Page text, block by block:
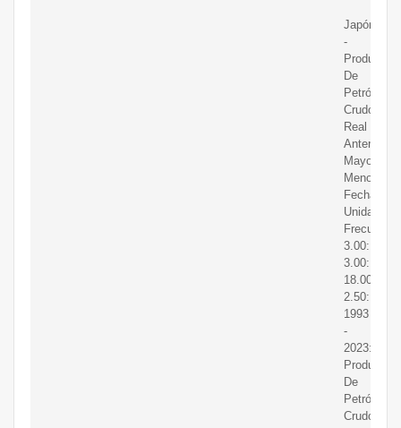
Japón
-
Producción
De
Petróleo
Crudo.
Real
Anterior
Mayor
Menor
Fechas
Unidad
3.00:
3.00:
18.00:
2.50:
1993
-
2023:
Producción
De
Petróleo
Crudo